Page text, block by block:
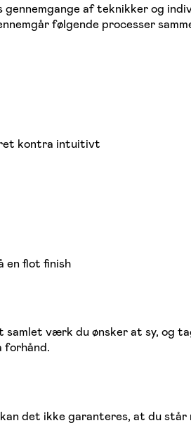
af teknikker og
følgende processer
kontra intuitivt
en flot finish
værk du ønsker at sy, og
forhånd.
det ikke garanteres, at du